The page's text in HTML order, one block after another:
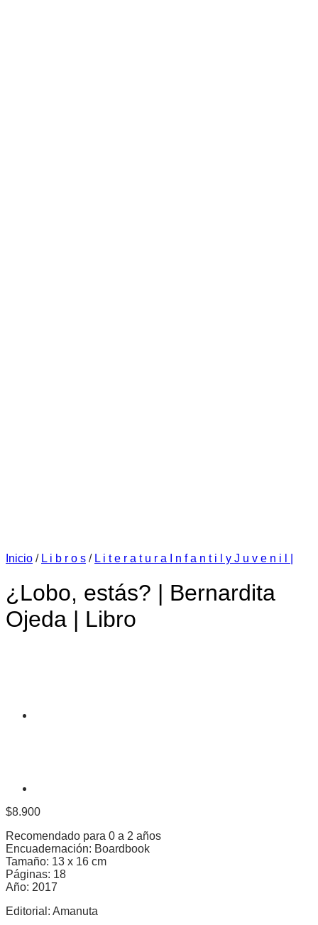
Inicio / L i b r o s / L i t e r a t u r a I n f a n t i l y J u v e n i l |
¿Lobo, estás? | Bernardita
Ojeda | Libro
$8.900
Recomendado para 0 a 2 años
Encuadernación: Boardbook
Tamaño: 13 x 16 cm
Páginas: 18
Año: 2017
Editorial: Amanuta